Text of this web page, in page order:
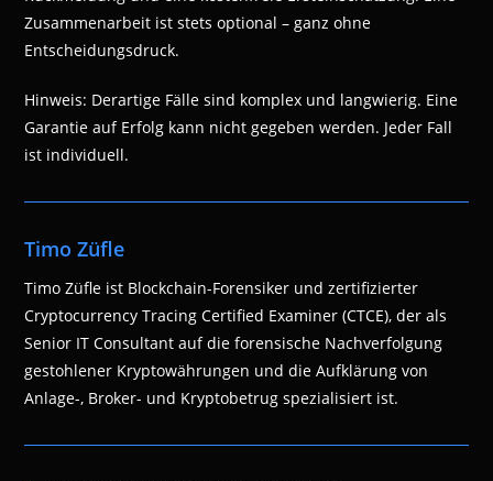
Zusammenarbeit ist stets optional – ganz ohne
Entscheidungsdruck.
Hinweis: Derartige Fälle sind komplex und langwierig. Eine
Garantie auf Erfolg kann nicht gegeben werden. Jeder Fall
ist individuell.
Timo Züfle
Timo Züfle ist Blockchain-Forensiker und zertifizierter
Cryptocurrency Tracing Certified Examiner (CTCE), der als
Senior IT Consultant auf die forensische Nachverfolgung
gestohlener Kryptowährungen und die Aufklärung von
Anlage-, Broker- und Kryptobetrug spezialisiert ist.